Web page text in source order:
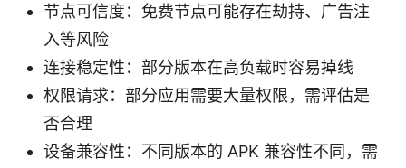
节点可信度：免费节点可能存在劫持、广告注
入等风险
连接稳定性：部分版本在高负载时容易掉线
权限请求：部分应用需要大量权限，需评估是
否合理
设备兼容性：不同版本的 APK 兼容性不同，需